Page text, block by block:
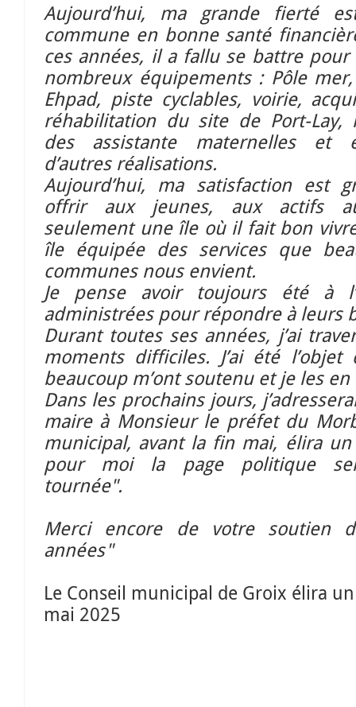
Aujourd’hui, ma grande fierté
commune en bonne santé
ces années, il a fallu se battre
nombreux équipements : Pôle
Ehpad, piste cyclables, voirie,
réhabilitation du site de Port-Lay,
des assistante maternelles et
d’autres réalisations.
Aujourd’hui, ma satisfaction est
offrir aux jeunes, aux actifs
seulement une île où il fait bon
île équipée des services que
communes nous envient.
Je pense avoir toujours été à
administrées pour répondre à leurs
Durant toutes ses années, j’ai
moments difficiles. J’ai été
beaucoup m’ont soutenu et je les
Dans les prochains jours,
maire à Monsieur le préfet du
municipal, avant la fin mai, élira
pour moi la page politique
tournée".
Merci encore de votre soutien
années"
Le Conseil municipal de Groix élira
mai 2025